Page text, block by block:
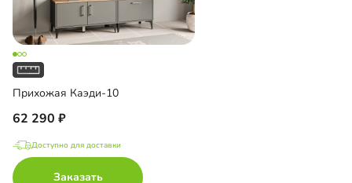
Прихожая Каэди-10
62 290
Доступно для доставки
Заказать